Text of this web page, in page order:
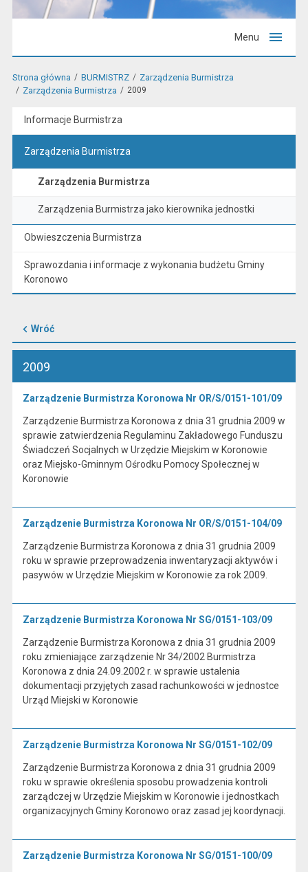
Menu
Strona główna BURMISTRZ
Zarządzenia Burmistrza
Zarządzenia Burmistrza
2009
Informacje Burmistrza
Zarządzenia Burmistrza
Zarządzenia Burmistrza
Zarządzenia Burmistrza jako kierownika jednostki
Obwieszczenia Burmistrza
Sprawozdania i informacje z wykonania budżetu Gminy
Koronowo
Wróć
2009
Zarządzenie Burmistrza Koronowa Nr OR/S/0151-101/09
Zarządzenie Burmistrza Koronowa z dnia 31 grudnia 2009 w
sprawie zatwierdzenia Regulaminu Zakładowego Funduszu
Świadczeń Socjalnych w Urzędzie Miejskim w Koronowie
oraz Miejsko-Gminnym Ośrodku Pomocy Społecznej w
Koronowie
Zarządzenie Burmistrza Koronowa Nr OR/S/0151-104/09
Zarządzenie Burmistrza Koronowa z dnia 31 grudnia 2009
roku w sprawie przeprowadzenia inwentaryzacji aktywów i
pasywów w Urzędzie Miejskim w Koronowie za rok 2009.
Zarządzenie Burmistrza Koronowa Nr SG/0151-103/09
Zarządzenie Burmistrza Koronowa z dnia 31 grudnia 2009
roku zmieniające zarządzenie Nr 34/2002 Burmistrza
Koronowa z dnia 24.09.2002 r. w sprawie ustalenia
dokumentacji przyjętych zasad rachunkowości w jednostce
Urząd Miejski w Koronowie
Zarządzenie Burmistrza Koronowa Nr SG/0151-102/09
Zarządzenie Burmistrza Koronowa z dnia 31 grudnia 2009
roku w sprawie określenia sposobu prowadzenia kontroli
zarządczej w Urzędzie Miejskim w Koronowie i jednostkach
organizacyjnych Gminy Koronowo oraz zasad jej koordynacji.
Zarządzenie Burmistrza Koronowa Nr SG/0151-100/09